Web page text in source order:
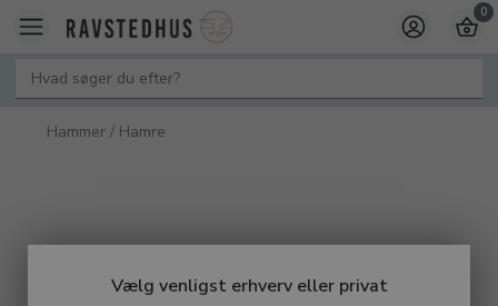
Vælg venligst erhverv eller privat
0
Hammer / Hamre